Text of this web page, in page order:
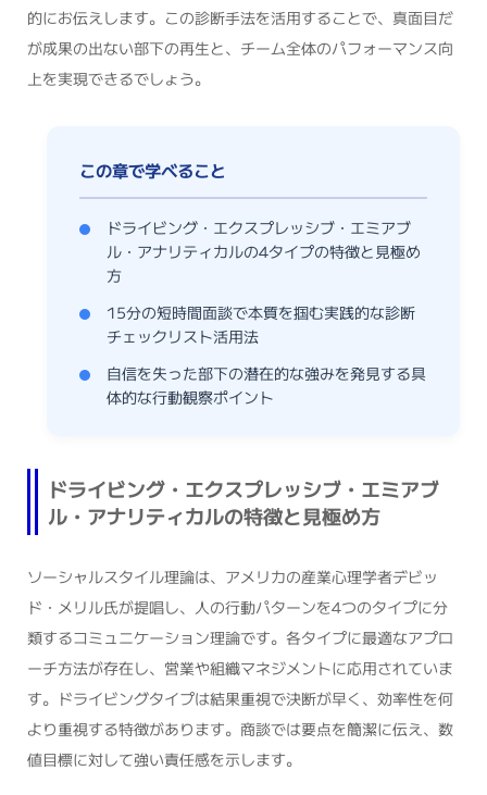
的にお伝えします。この診断手法を活用することで、真面目だ
が成果の出ない部下の再生と、チーム全体のパフォーマンス向
上を実現できるでしょう。
ドライビング・エクスプレッシブ・エミアブ
ル・アナリティカルの4タイプの特徴と見極め
方
15分の短時間面談で本質を掴む実践的な診断
チェックリスト活用法
自信を失った部下の潜在的な強みを発見する具
体的な行動観察ポイント
ドライビング・エクスプレッシブ・エミアブ
ル・アナリティカルの特徴と見極め方
ソーシャルスタイル理論は、アメリカの産業心理学者デビッ
ド・メリル氏が提唱し、人の行動パターンを4つのタイプに分
類するコミュニケーション理論です。各タイプに最適なアプロ
ーチ方法が存在し、営業や組織マネジメントに応用されていま
す。ドライビングタイプは結果重視で決断が早く、効率性を何
より重視する特徴があります。商談では要点を簡潔に伝え、数
値目標に対して強い責任感を示します。